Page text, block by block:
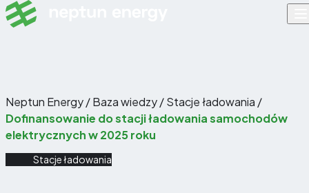
Skip to content
Neptun Energy/Baza wiedzy/Stacje ładowania /
Dofinansowanie do stacji ładowania samochodów
elektrycznych w 2025 roku
Stacje ładowania